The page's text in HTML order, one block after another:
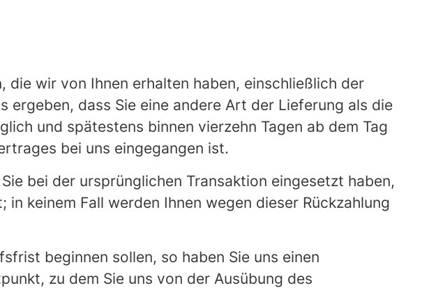
die wir von Ihnen erhalten haben, einschließlich der
dass Sie eine andere Art der Lieferung als die
und spätestens binnen vierzehn Tagen ab dem Tag
bei uns eingegangen ist.
bei der ursprünglichen Transaktion eingesetzt haben,
keinem Fall werden Ihnen wegen dieser Rückzahlung
beginnen sollen, so haben Sie uns einen
zu dem Sie uns von der Ausübung des